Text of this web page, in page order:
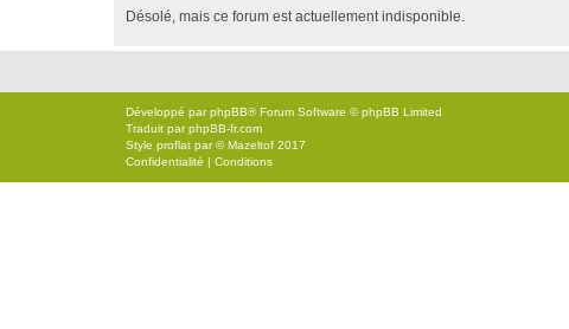
Désolé, mais ce forum est actuellement indisponible.
Développé parphpBB® Forum Software © phpBB Limited
Traduit parphpBB-fr.com
Style proflat par ©Mazeltof 2017
Confidentialité | Conditions